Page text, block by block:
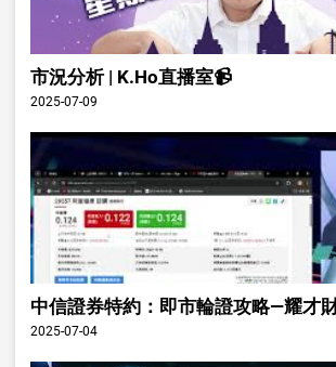
市況分析 | K.Ho直播室📹
2025-07-09
中信證券特約：即市輪證攻略—耀才
2025-07-04